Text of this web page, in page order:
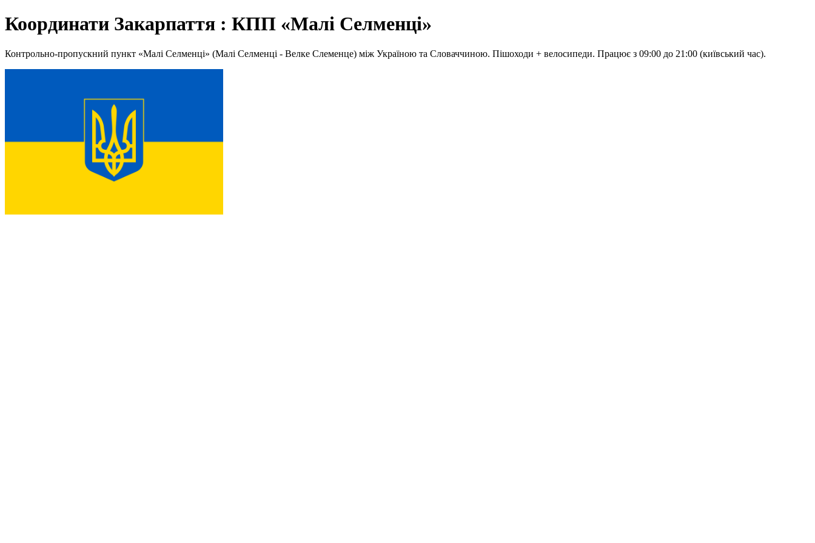
Координати Закарпаття : КПП «Малі Селменці»
Контрольно-пропускний пункт «Малі Селменці» (Малі Селменці - Велке Слеменце) між Україною та Словаччиною. Пішоходи + велосипеди. Працює з 09:00 до 21:00 (київський час).